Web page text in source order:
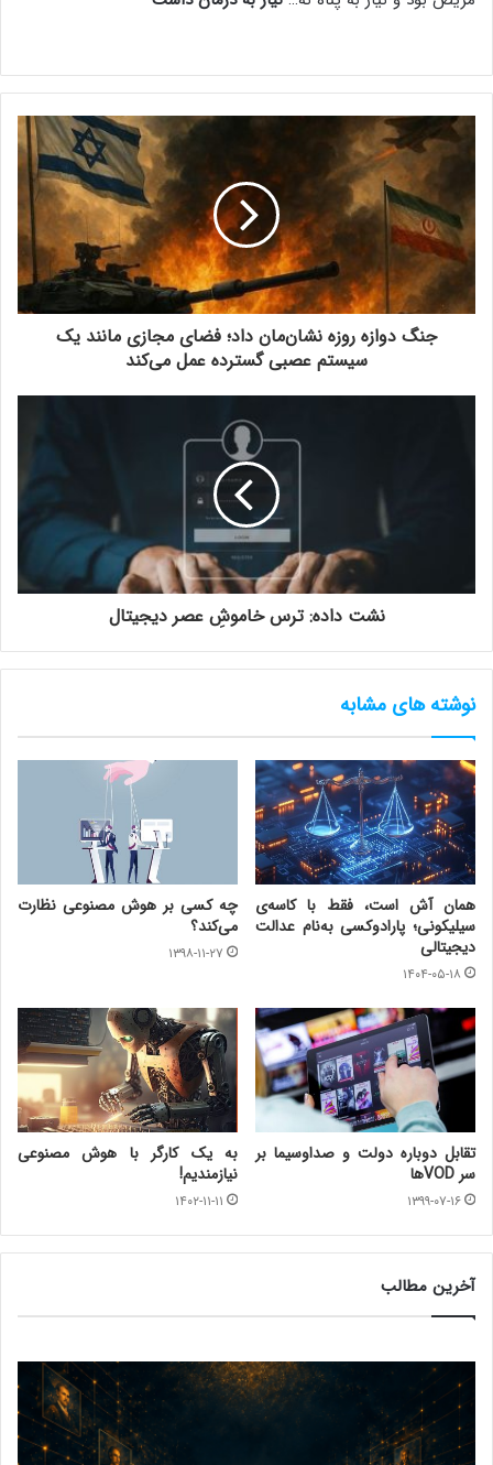
جنگ دوازه روزه نشان‌مان داد؛ فضای مجازی مانند یک
سیستم عصبی گسترده عمل می‌کند
نشت داده: ترس خاموشِ عصر دیجیتال
نوشته های مشابه
همان آش است، فقط با کاسه‌ی
سیلیکونی؛ پارادوکسی به‌نام عدالت
دیجیتالی
۱۴۰۴-۰۵-۱۸
چه کسی بر هوش مصنوعی نظارت
می‌کند؟
۱۳۹۸-۱۱-۲۷
تقابل دوباره دولت و صداوسیما بر
سر VODها
۱۳۹۹-۰۷-۱۶
به یک کارگر با هوش مصنوعی
نیازمندیم!
۱۴۰۲-۱۱-۱۱
آخرین مطالب